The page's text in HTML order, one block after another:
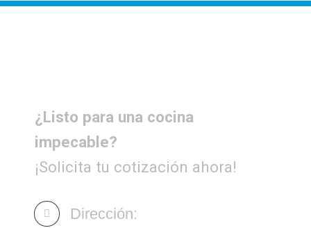
¿Listo para una cocina
impecable?
¡Solicita tu cotización ahora!
Dirección: